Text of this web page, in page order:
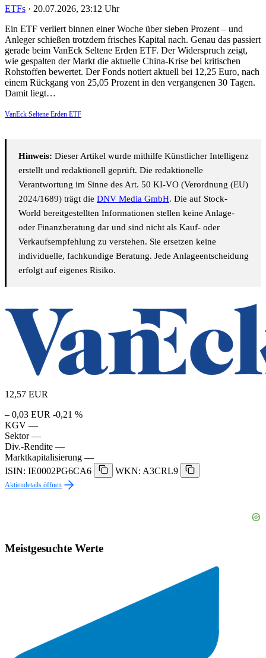
ETFs · 20.07.2026, 23:12 Uhr
Ein ETF verliert binnen einer Woche über sieben Prozent – und
Anleger schießen trotzdem frisches Kapital nach. Genau das passiert
gerade beim VanEck Seltene Erden ETF. Der Widerspruch zeigt,
wie gespalten der Markt die aktuelle China-Krise bei kritischen
Rohstoffen bewertet. Der Fonds notiert aktuell bei 12,25 Euro, nach
einem Rückgang von 25,05 Prozent in den vergangenen 30 Tagen.
Damit liegt…
VanEck Seltene Erden ETF
Hinweis: Dieser Artikel wurde mithilfe Künstlicher Intelligenz
erstellt und redaktionell geprüft. Die redaktionelle
Verantwortung im Sinne des Art. 50 KI-VO (Verordnung (EU)
2024/1689) trägt die DNV Media GmbH. Die auf Stock-
World bereitgestellten Informationen stellen keine Anlage-
oder Finanzberatung dar und sind nicht als Kauf- oder
Verkaufsempfehlung zu verstehen. Sie ersetzen keine
individuelle, fachkundige Beratung. Jede Anlageentscheidung
erfolgt auf eigenes Risiko.
12,57 EUR
– 0,03 EUR -0,21 %
KGV —
Sektor —
Div.-Rendite —
Marktkapitalisierung —
ISIN: IE0002PG6CA6
WKN: A3CRL9
Aktiendetails öffnen
Meistgesuchte Werte